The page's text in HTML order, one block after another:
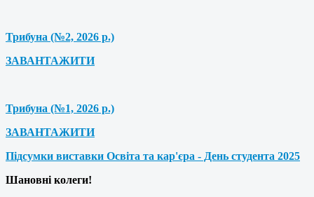
Трибуна (№2, 2026 р.)
ЗАВАНТАЖИТИ
Трибуна (№1, 2026 р.)
ЗАВАНТАЖИТИ
Підсумки виставки Освіта та кар'єра - День студента 2025
Шановні колеги!